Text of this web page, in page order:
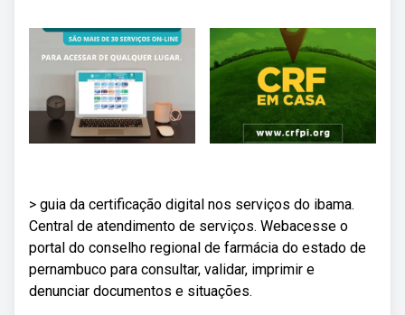
> guia da certificação digital nos serviços do ibama.
Central de atendimento de serviços. Webacesse o
portal do conselho regional de farmácia do estado de
pernambuco para consultar, validar, imprimir e
denunciar documentos e situações.